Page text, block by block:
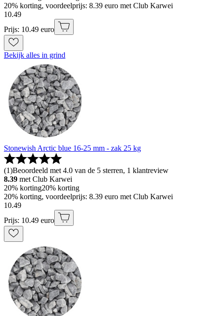
20% korting, voordeelprijs: 8.39 euro met Club Karwei
10.49
Prijs: 10.49 euro
Bekijk alles in grind
Stonewish Arctic blue 16-25 mm - zak 25 kg
(1)Beoordeeld met 4.0 van de 5 sterren, 1 klantreview
8.39 met Club Karwei
20% korting20% korting
20% korting, voordeelprijs: 8.39 euro met Club Karwei
10.49
Prijs: 10.49 euro